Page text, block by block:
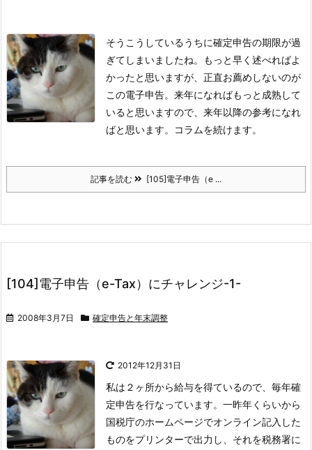
そうこうしているうちに確定申告の期限が過
ぎてしまいましたね。もっと早く述べればよ
かったと思いますが、正直お薦めしないのが
この電子申告。来年になればもっと成熟して
いると思いますので、来年以降の参考になれ
ばと思います。コラムを続けます。
記事を読む [105]電子申告（e ...
[104]電子申告（e-Tax）にチャレンジ-1-
2008年3月7日 確定申告と年末調整
2012年12月31日
私は２ヶ所から給与を得ているので、毎年確
定申告を行なっています。一昨年くらいから
国税庁のホームページでオンライン記入した
ものをプリンターで出力し、それを税務署に